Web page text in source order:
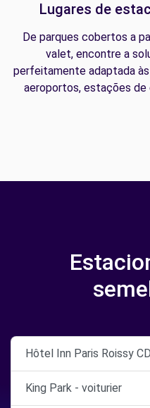
Lugares de
De parques cobertos a
valet, encontre a
perfeitamente adaptada
aeroportos, estações de
Hôtel Inn Paris Roissy
King Park - voiturier